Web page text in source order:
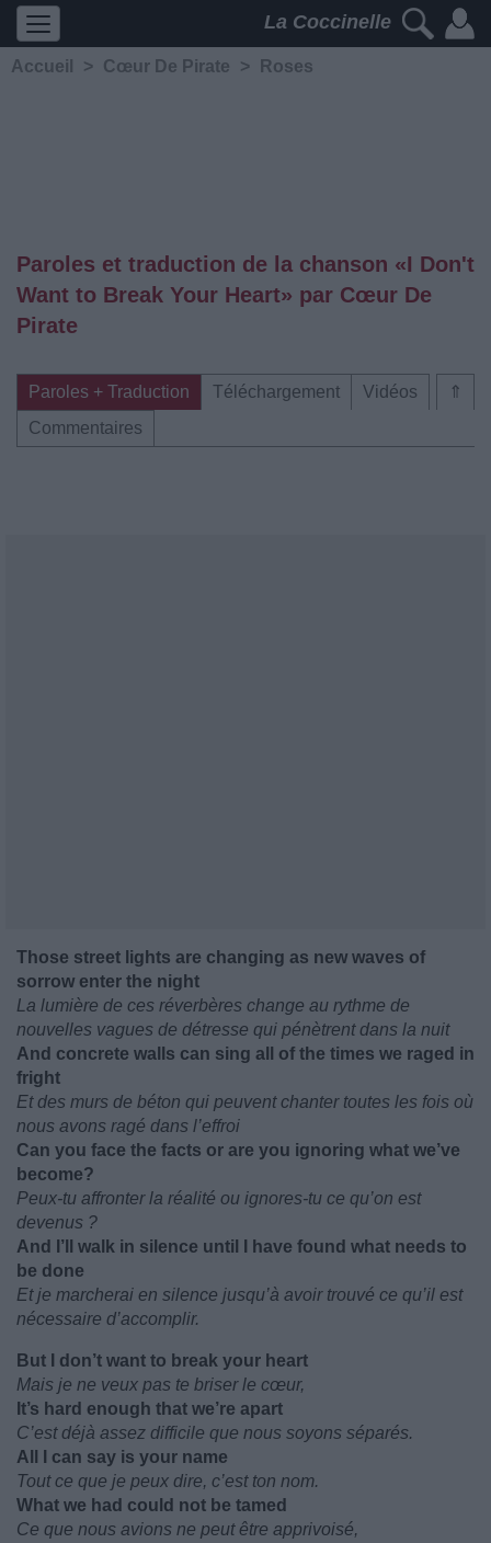
La Coccinelle
Accueil > Cœur De Pirate > Roses
Paroles et traduction de la chanson «I Don't
Want to Break Your Heart» par Cœur De
Pirate
⇑
Paroles + Traduction Téléchargement
Vidéos
Commentaires
Those street lights are changing as new waves of
sorrow enter the night
La lumière de ces réverbères change au rythme de
nouvelles vagues de détresse qui pénètrent dans la nuit
And concrete walls can sing all of the times we raged in
fright
Et des murs de béton qui peuvent chanter toutes les fois où
nous avons ragé dans l’effroi
Can you face the facts or are you ignoring what we’ve
become?
Peux-tu affronter la réalité ou ignores-tu ce qu’on est
devenus ?
And I’ll walk in silence until I have found what needs to
be done
Et je marcherai en silence jusqu’à avoir trouvé ce qu’il est
nécessaire d’accomplir.
But I don’t want to break your heart
Mais je ne veux pas te briser le cœur,
It’s hard enough that we’re apart
C’est déjà assez difficile que nous soyons séparés.
All I can say is your name
Tout ce que je peux dire, c’est ton nom.
What we had could not be tamed
Ce que nous avions ne peut être apprivoisé,